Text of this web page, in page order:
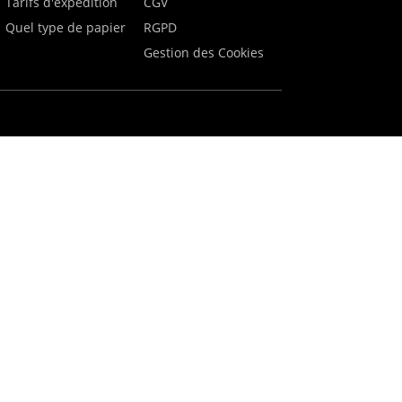
Quel type de papier
RGPD
Gestion des Cookies